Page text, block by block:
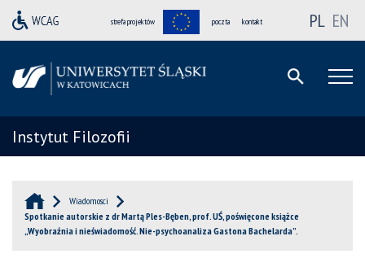
strefa projektów poczta kontakt PL EN
Instytut Filozofii
Wiadomosci
Spotkanie autorskie z dr Martą Ples-Bęben, prof. UŚ, poświęcone książce
„Wyobraźnia i nieświadomość. Nie-psychoanaliza Gastona Bachelarda”.